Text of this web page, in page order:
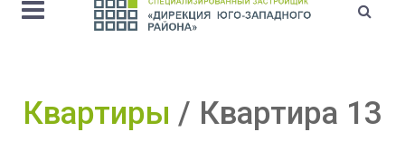
Квартиры Квартира 13